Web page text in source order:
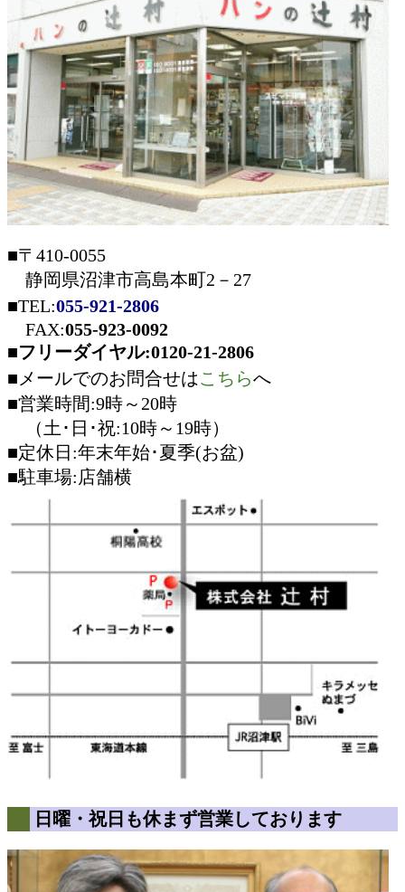
■〒410‐0055
静岡県沼津市高島本町2－27
■TEL:055-921-2806
FAX:055-923-0092
■フリーダイヤル:0120-21-2806
■メールでのお問合せはこちらへ
■営業時間:9時～20時
（土･日･祝:10時～19時）
■定休日:年末年始･夏季(お盆)
■駐車場:店舗横
日曜・祝日も休まず営業しております